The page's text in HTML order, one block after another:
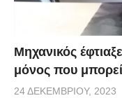
Μηχανικός
μόνος που
24 ΔΕΚΕΜΒΡΊΟΥ, 2023